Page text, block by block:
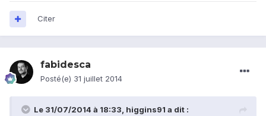
Citer
fabidesca
Posté(e) 31 juillet 2014
Le 31/07/2014 à 18:33, higgins91 a dit :